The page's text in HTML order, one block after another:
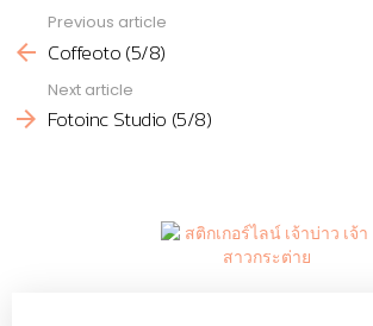
more
Previous article
Coffeoto (5/8)
Next article
Fotoinc Studio (5/8)